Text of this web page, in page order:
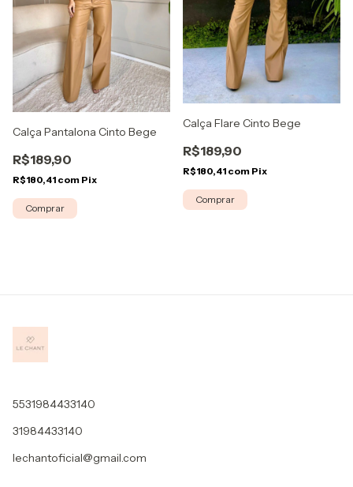
Calça Pantalona Cinto Bege
R$189,90
R$180,41 com Pix
Comprar
Calça Flare Cinto Bege
R$189,90
R$180,41 com Pix
Comprar
5531984433140
31984433140
lechantoficial@gmail.com